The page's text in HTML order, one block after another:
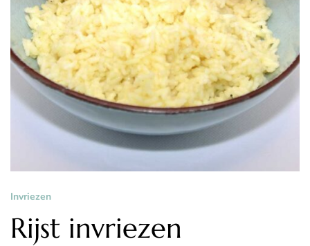
Invriezen
Rijst invriezen